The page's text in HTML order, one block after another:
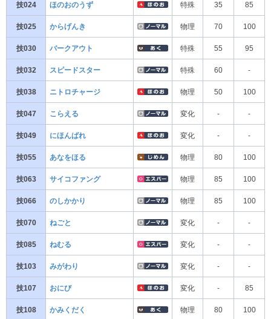
技024 ほのおのうず 特殊 35 85
技025 からげんき 物理 70 100
技030 バークアウト 特殊 55 95
技032 スピードスター 特殊 60 -
技038 ニトロチャージ 物理 50 100
技047 こらえる 変化 - -
技049 にほんばれ 変化 - -
技055 あなをほる 物理 80 100
技063 サイコファング 物理 85 100
技066 のしかかり 物理 85 100
技070 ねごと 変化 - -
技085 ねむる 変化 - -
技103 みがわり 変化 - -
技107 おにび 変化 - 85
技108 かみくだく 物理 80 100